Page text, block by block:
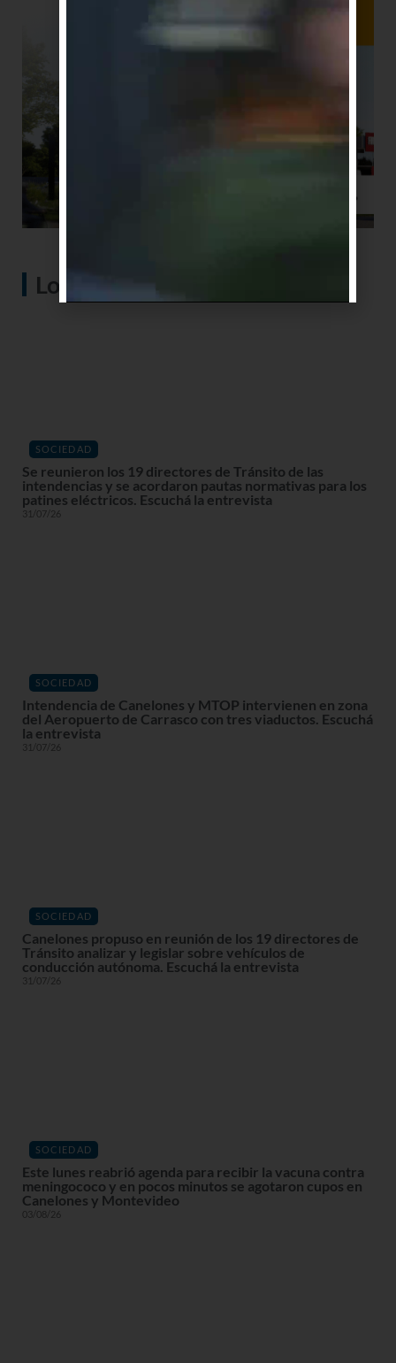
Lo más visto
SOCIEDAD
Se reunieron los 19 directores de Tránsito de las
intendencias y se acordaron pautas normativas para los
patines eléctricos. Escuchá la entrevista
31/07/26
SOCIEDAD
Intendencia de Canelones y MTOP intervienen en zona
del Aeropuerto de Carrasco con tres viaductos. Escuchá
la entrevista
31/07/26
SOCIEDAD
Canelones propuso en reunión de los 19 directores de
Tránsito analizar y legislar sobre vehículos de
conducción autónoma. Escuchá la entrevista
31/07/26
SOCIEDAD
Este lunes reabrió agenda para recibir la vacuna contra
meningococo y en pocos minutos se agotaron cupos en
Canelones y Montevideo
03/08/26